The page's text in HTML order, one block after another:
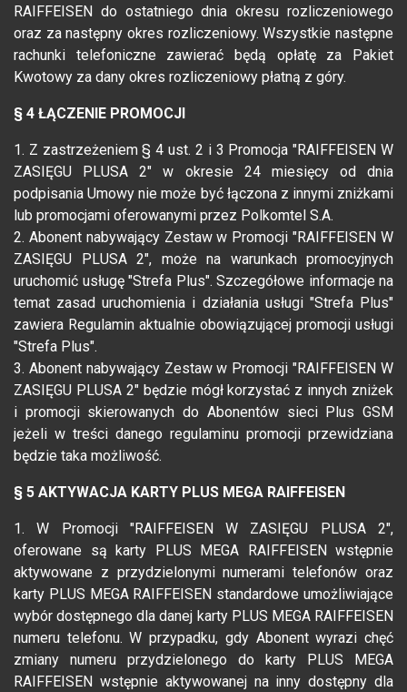
RAIFFEISEN do ostatniego dnia okresu rozliczeniowego
oraz za następny okres rozliczeniowy. Wszystkie następne
rachunki telefoniczne zawierać będą opłatę za Pakiet
Kwotowy za dany okres rozliczeniowy płatną z góry.
§ 4 ŁĄCZENIE PROMOCJI
1. Z zastrzeżeniem § 4 ust. 2 i 3 Promocja "RAIFFEISEN W
ZASIĘGU PLUSA 2" w okresie 24 miesięcy od dnia
podpisania Umowy nie może być łączona z innymi zniżkami
lub promocjami oferowanymi przez Polkomtel S.A.
2. Abonent nabywający Zestaw w Promocji "RAIFFEISEN W
ZASIĘGU PLUSA 2", może na warunkach promocyjnych
uruchomić usługę "Strefa Plus". Szczegółowe informacje na
temat zasad uruchomienia i działania usługi "Strefa Plus"
zawiera Regulamin aktualnie obowiązującej promocji usługi
"Strefa Plus".
3. Abonent nabywający Zestaw w Promocji "RAIFFEISEN W
ZASIĘGU PLUSA 2" będzie mógł korzystać z innych zniżek
i promocji skierowanych do Abonentów sieci Plus GSM
jeżeli w treści danego regulaminu promocji przewidziana
będzie taka możliwość.
§ 5 AKTYWACJA KARTY PLUS MEGA RAIFFEISEN
1. W Promocji "RAIFFEISEN W ZASIĘGU PLUSA 2",
oferowane są karty PLUS MEGA RAIFFEISEN wstępnie
aktywowane z przydzielonymi numerami telefonów oraz
karty PLUS MEGA RAIFFEISEN standardowe umożliwiające
wybór dostępnego dla danej karty PLUS MEGA RAIFFEISEN
numeru telefonu. W przypadku, gdy Abonent wyrazi chęć
zmiany numeru przydzielonego do karty PLUS MEGA
RAIFFEISEN wstępnie aktywowanej na inny dostępny dla